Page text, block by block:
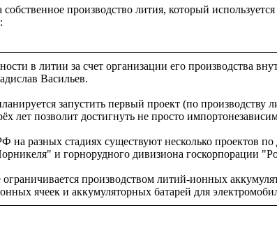
собственное производство лития, который
в литии за счет организации его производства
Васильев.
запустить первый проект (по
лет позволит достигнуть не просто
разных стадиях существуют несколько проектов
и горнорудного дивизиона госкорпорации
производством литий-ионных
ячеек и аккумуляторных батарей для